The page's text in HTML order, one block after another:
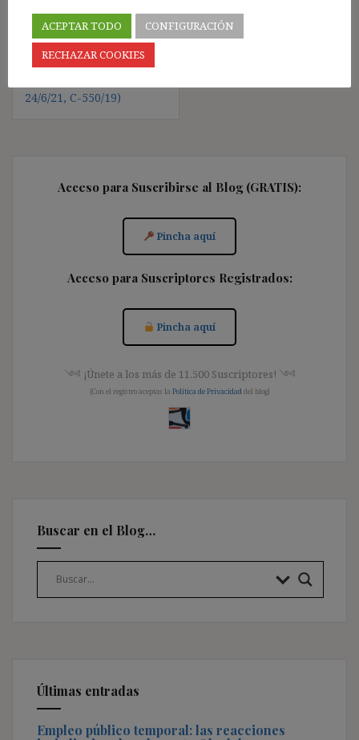
EFECTOS DE LA
SUBROGACIÓN EN
CONTRATOS
24/6/21, C-550/19)
NÚM. 49, JUNIO 2021
Acceso para Suscribirse al Blog (GRATIS):
Pincha aquí
Acceso para Suscriptores Registrados:
Pincha aquí
༺ ¡Únete a los más de 11.500 Suscriptores! ༺
[Con el registro aceptas la Política de Privacidad del blog]
Buscar en el Blog…
Últimas entradas
Empleo público temporal: las reacciones
ACEPTAR TODO
CONFIGURACIÓN
RECHAZAR COOKIES